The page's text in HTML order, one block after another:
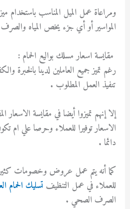
ومراعاة عمل الميل المناسب باستخدام
المواسير أو أي جزء يخص المياه
مقايسة اسعار مسلك بواليع الحمام :
رغم تميز جميع العاملين لدينا بالخبرة
تنفيذ العمل المطلوب .
إلا إنهم تميزوا أيضا في مقايسة الاسعار
الاسعار توفيرا للعملاء وحرصا علي
دائما .
كما أنه يتم عمل عروض وخصومات
للعملاء في عمل التنظيف تسليك الحمام
الصرف الصحي .